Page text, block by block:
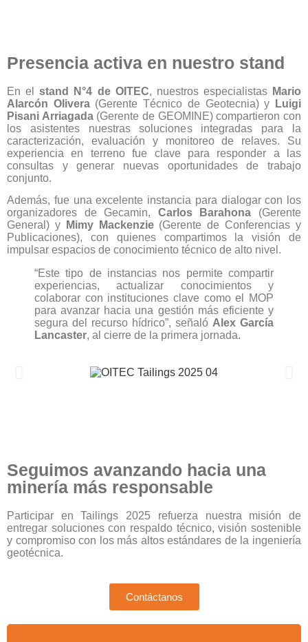
Presencia activa en nuestro stand
En elstand N°4 de OITEC, nuestros especialistas Mario
Alarcón Olivera(Gerente Técnico de Geotecnia) y
Luigi
Pisani Arriagada(Gerente de GEOMINE) compartieron con
los asistentes nuestras soluciones integradas para la
caracterización, evaluación y monitoreo de relaves. Su
experiencia en terreno fue clave para responder a las
consultas y generar nuevas oportunidades de trabajo
conjunto.
Además, fue una excelente instancia para dialogar con los
organizadores de Gecamin, Carlos Barahona (Gerente
General) y
Mimy Mackenzie(Gerente de Conferencias y
Publicaciones), con quienes compartimos la visión de
impulsar espacios de conocimiento técnico de alto nivel.
“Este tipo de instancias nos permite compartir
experiencias, actualizar conocimientos y
colaborar con instituciones clave como el MOP
para avanzar hacia una gestión más eficiente y
segura del recurso hídrico”, señaló Alex García
Lancaster, al cierre de la primera jornada.
Seguimos avanzando hacia una
minería más responsable
Participar en Tailings 2025 refuerza nuestra misión de
entregar soluciones con respaldo técnico, visión sostenible
y compromiso con los más altos estándares de la ingeniería
geotécnica.
Contáctanos